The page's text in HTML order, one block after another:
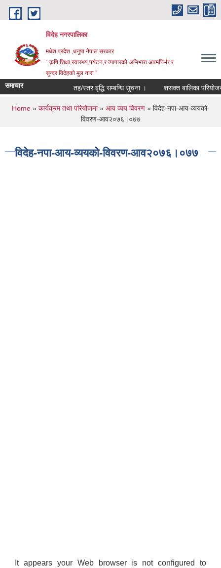
Skip to main content
विदेह नगरपालिका
मधेश प्रदेश ,धनुषा नेपाल सरकार
“ कृषि,शिक्षा,स्वास्थ्य,पर्यटन,र व्यापारको अभिभारा आत्मनिर्भर र
सुन्दर विदेहको मुल नारा ”
समाचार तह/स्तर बृद्धि सम्बन्धि सुचना । शसक्त बालिका
You are here
Home» कार्यक्रम तथा परियोजना» आय व्यय विवरण» विदेह-नपा-आय-व्ययको-
विवरण-आव२०७६।०७७
विदेह-नपा-आय-व्ययको-विवरण-आव२०७६।०७७
It appears your Web browser is not configured to